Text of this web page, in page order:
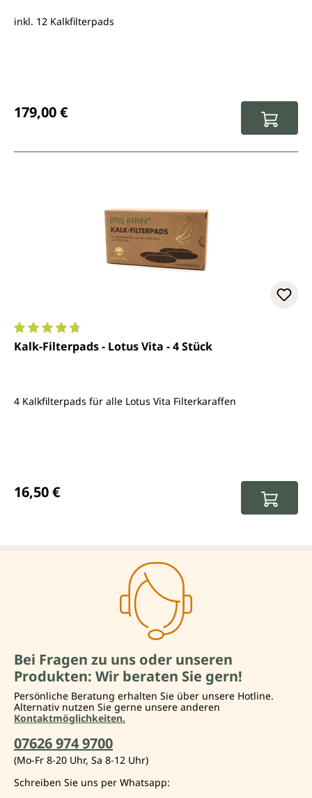
inkl. 12 Kalkfilterpads
179,00 €
Durchschnittliche Bewertung von 4.7 von 5 Sternen
Kalk-Filterpads - Lotus Vita - 4 Stück
4 Kalkfilterpads für alle Lotus Vita Filterkaraffen
16,50 €
Bei Fragen zu uns oder unseren
Produkten: Wir beraten Sie gern!
Persönliche Beratung erhalten Sie über unsere Hotline.
Alternativ nutzen Sie gerne unsere anderen
Kontaktmöglichkeiten.
07626 974 9700
(Mo-Fr 8-20 Uhr, Sa 8-12 Uhr)
Schreiben Sie uns per Whatsapp: